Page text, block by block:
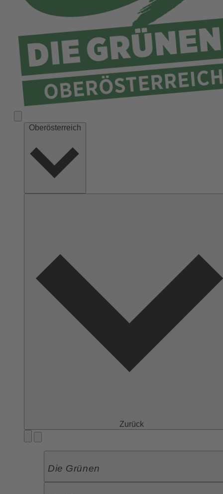
Ried
Schärding
Steyr
Steyr-Land
Urfahr-Umgebung
Vöcklabruck
Oberösterreich
Zurück
Die Grünen